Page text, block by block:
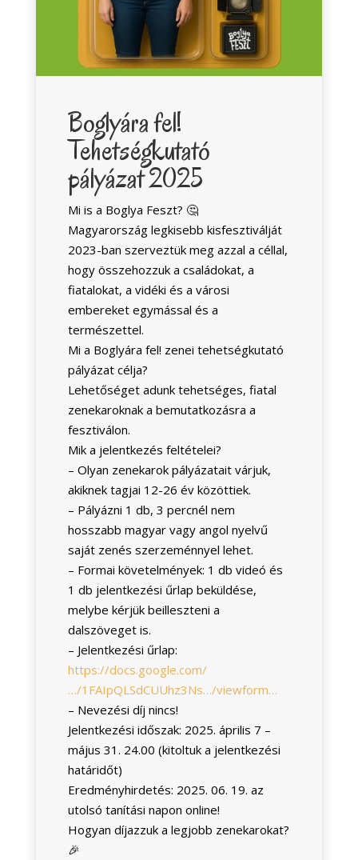
Boglyára fel!
Tehetségkutató
pályázat 2025
Mi is a Boglya Feszt? 🤔
Magyarország legkisebb kisfesztiválját
2023-ban szerveztük meg azzal a céllal,
hogy összehozzuk a családokat, a
fiatalokat, a vidéki és a városi
embereket egymással és a
természettel.
Mi a Boglyára fel! zenei tehetségkutató
pályázat célja?
Lehetőséget adunk tehetséges, fiatal
zenekaroknak a bemutatkozásra a
fesztiválon.
Mik a jelentkezés feltételei?
– Olyan zenekarok pályázatait várjuk,
akiknek tagjai 12-26 év közöttiek.
– Pályázni 1 db, 3 percnél nem
hosszabb magyar vagy angol nyelvű
saját zenés szerzeménnyel lehet.
– Formai követelmények: 1 db videó és
1 db jelentkezési űrlap beküldése,
melybe kérjük beilleszteni a
dalszöveget is.
– Jelentkezési űrlap:
https://docs.google.com/
…/1FAIpQLSdCUUhz3Ns…/viewform…
– Nevezési díj nincs!
Jelentkezési időszak: 2025. április 7 –
május 31. 24.00 (kitoltuk a jelentkezési
határidőt)
Eredményhirdetés: 2025. 06. 19. az
utolsó tanítási napon online!
Hogyan díjazzuk a legjobb zenekarokat?
🎉